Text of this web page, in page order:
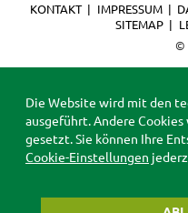
©
KONTAKT IMPRESSUM
SITEMAP
Die Website wird mit den
ausgeführt. Andere
gesetzt. Sie können Ihre
Cookie-Einstellungen